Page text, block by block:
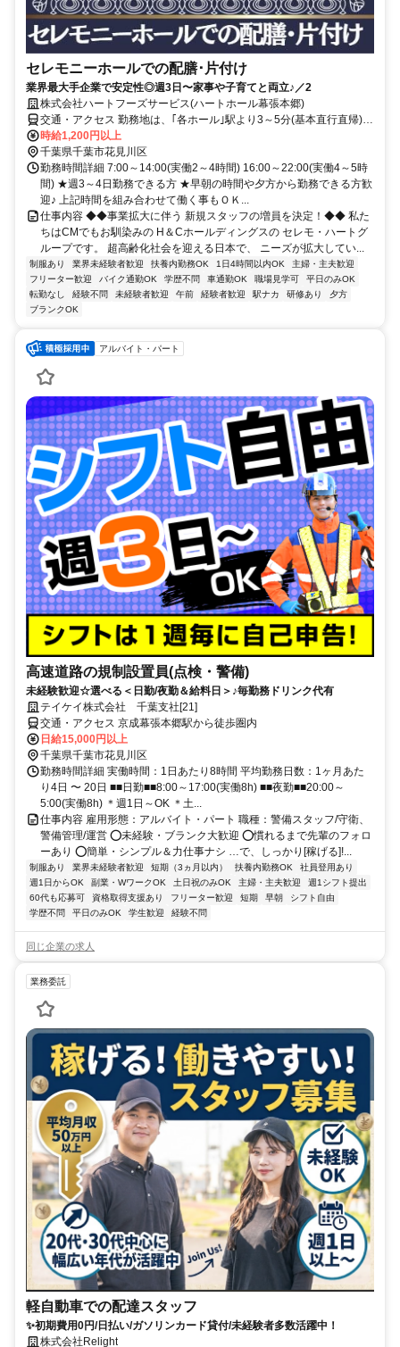
セレモニーホールでの配膳･片付け
業界最大手企業で安定性◎週3日〜家事や子育てと両立♪／2
株式会社ハートフーズサービス(ハートホール幕張本郷)
交通・アクセス 勤務地は、｢各ホール｣駅より3～5分(基本直行直帰)の
駅近現場多数
時給1,200円以上
千葉県千葉市花見川区
勤務時間詳細 7:00～14:00(実働2～4時間) 16:00～22:00(実働4～5時
間) ★週3～4日勤務できる方 ★早朝の時間や夕方から勤務できる方歓
迎♪ 上記時間を組み合わせて働く事もＯＫ...
仕事内容 ◆◆事業拡大に伴う 新規スタッフの増員を決定！◆◆ 私た
ちはCMでもお馴染みの H＆Cホールディングスの セレモ・ハートグ
ループです。 超高齢化社会を迎える日本で、 ニーズが拡大してい...
制服あり 業界未経験者歓迎 扶養内勤務OK 1日4時間以内OK
主婦・主夫歓迎
フリーター歓迎
バイク通勤OK 学歴不問 車通勤OK 職場見学可
平日のみOK
転勤なし
経験不問 未経験者歓迎 午前 経験者歓迎 駅ナカ 研修あり
夕方
ブランクOK
アルバイト・パート
高速道路の規制設置員(点検・警備)
未経験歓迎☆選べる＜日勤/夜勤＆給料日＞♪毎勤務ドリンク代有
テイケイ株式会社 千葉支社[21]
交通・アクセス 京成幕張本郷駅から徒歩圏内
日給15,000円以上
千葉県千葉市花見川区
勤務時間詳細 実働時間：1日あたり8時間 平均勤務日数：1ヶ月あた
り4日 〜 20日 ■■日勤■■8:00～17:00(実働8h) ■■夜勤■■20:00～
5:00(実働8h) ＊週1日～OK ＊土...
仕事内容 雇用形態：アルバイト・パート 職種：警備スタッフ/守衛、
警備管理/運営 ⭕未経験・ブランク大歓迎 ⭕慣れるまで先輩のフォロ
ーあり ⭕簡単・シンプル＆力仕事ナシ …で、しっかり[稼げる]!...
制服あり 業界未経験者歓迎 短期（3ヵ月以内） 扶養内勤務OK
社員登用あり
週1日からOK
副業・WワークOK 土日祝のみOK 主婦・主夫歓迎
週1シフト提出
60代も応募可
資格取得支援あり フリーター歓迎 短期 早朝
シフト自由
学歴不問
平日のみOK 学生歓迎 経験不問
同じ企業の求人
業務委託
軽自動車での配達スタッフ
✨初期費用0円/日払い/ガソリンカード貸付/未経験者多数活躍中！
株式会社Relight